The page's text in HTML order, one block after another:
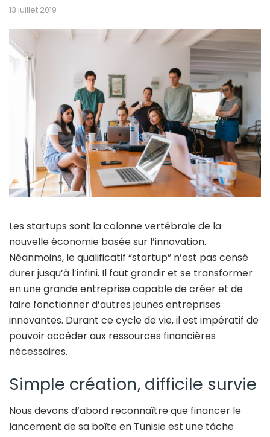
13 juillet 2019
Les startups sont la colonne vertébrale de la
nouvelle économie basée sur l’innovation.
Néanmoins, le qualificatif “startup” n’est pas censé
durer jusqu’à l’infini. Il faut grandir et se transformer
en une grande entreprise capable de créer et de
faire fonctionner d’autres jeunes entreprises
innovantes. Durant ce cycle de vie, il est impératif de
pouvoir accéder aux ressources financières
nécessaires.
Simple création, difficile survie
Nous devons d’abord reconnaître que financer le
lancement de sa boîte en Tunisie est une tâche